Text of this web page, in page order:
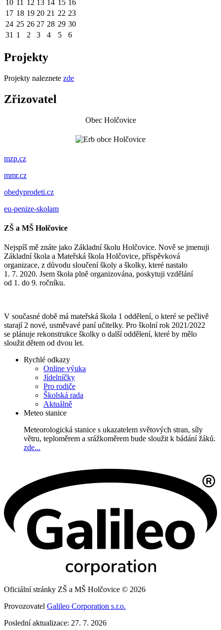
10 11 12 13 14 15 16
17 18 19 20 21 22 23
24 25 26 27 28 29 30
31 1 2 3 4 5 6
Projekty
Projekty naleznete zde
Zřizovatel
Obec Holčovice
mzp.cz
mmr.cz
obedyprodeti.cz
eu-penize-skolam
ZŠ a MŠ Holčovice
Nejspíš mě znáte jako Základní školu Holčovice. Nově se jmenuji
Základní škola a Mateřská škola Holčovice, příspěvková
organizace, z důvodu sloučení školy a školky, které nastalo
1. 7. 2020. Jsem škola plně organizována, poskytuji vzdělání
od 1. do 9. ročníku.
V současné době má mateřská škola 1 oddělení, o které se pečlivě
starají 2 nové, usměvavé paní učitelky. Pro školní rok 2021/2022
se plánuje rekonstrukce školky o další oddělení, které by mělo
sloužit dětem od dvou let.
Rychlé odkazy
Online výuka
Jídelníčky
Pro rodiče
Školská rada
Aktuálně
Meteo stanice
Meteorologická stanice s ukazatelem světových stran, síly
větru, teploměrem a srážkoměrem bude sloužit k bádání žáků.
zde...
Oficiální stránky ZŠ a MŠ Holčovice © 2026
Provozovatel Galileo Corporation s.r.o.
Poslední aktualizace: 27. 7. 2026